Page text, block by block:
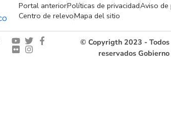
Portal anteriorPolíticas de privacidadAviso de
Centro de relevoMapa del sitio
© Copyrigth 2023 - Todos
reservados